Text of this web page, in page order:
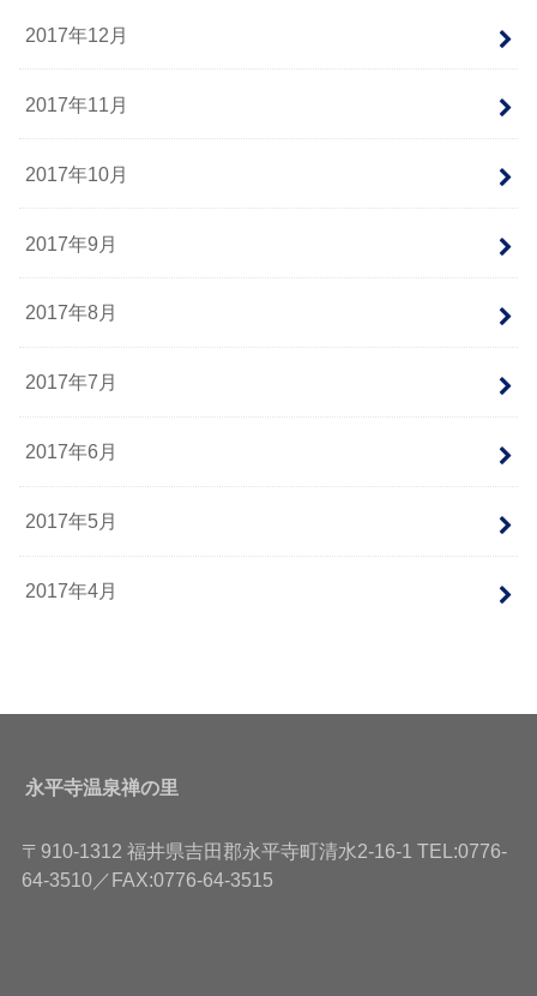
2017年12月
2017年11月
2017年10月
2017年9月
2017年8月
2017年7月
2017年6月
2017年5月
2017年4月
永平寺温泉禅の里
〒910-1312 福井県吉田郡永平寺町清水2-16-1 TEL:0776-
64-3510／FAX:0776-64-3515